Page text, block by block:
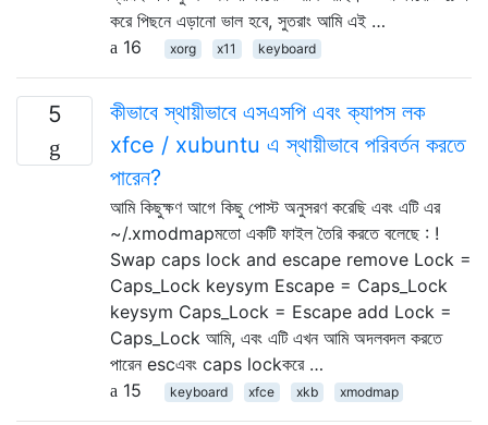
করে পিছনে এড়ানো ভাল হবে, সুতরাং আমি এই …
16
xorg x11 keyboard
5
কীভাবে স্থায়ীভাবে এসএসপি এবং ক্যাপস লক
xfce / xubuntu এ স্থায়ীভাবে পরিবর্তন করতে
পারেন?
আমি কিছুক্ষণ আগে কিছু পোস্ট অনুসরণ করেছি এবং এটি এর
~/.xmodmapমতো একটি ফাইল তৈরি করতে বলেছে : !
Swap caps lock and escape remove Lock =
Caps_Lock keysym Escape = Caps_Lock
keysym Caps_Lock = Escape add Lock =
Caps_Lock আমি, এবং এটি এখন আমি অদলবদল করতে
পারেন escএবং caps lockকরে …
15
keyboard xfce xkb xmodmap